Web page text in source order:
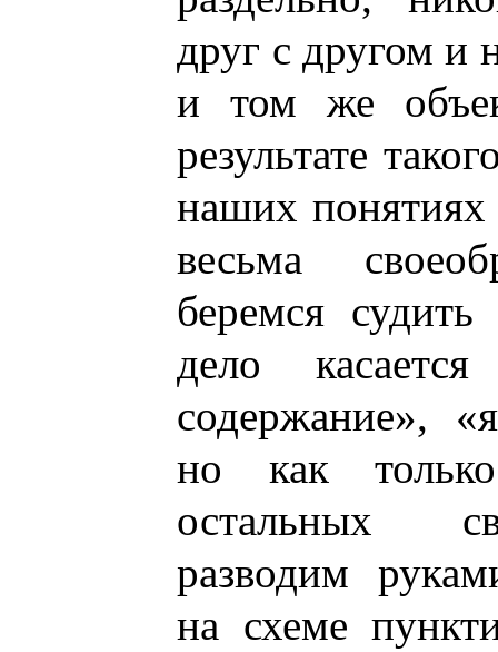
друг с другом и
и том же
результате
наших понятиях
весьма
беремся
дело
содержание»,
но как
остальных
разводим
на схеме